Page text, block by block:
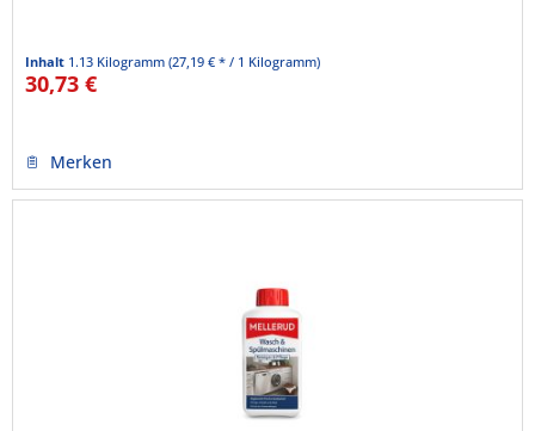
Inhalt 1.13 Kilogramm(27,19 € * / 1 Kilogramm)
30,73 €
Merken